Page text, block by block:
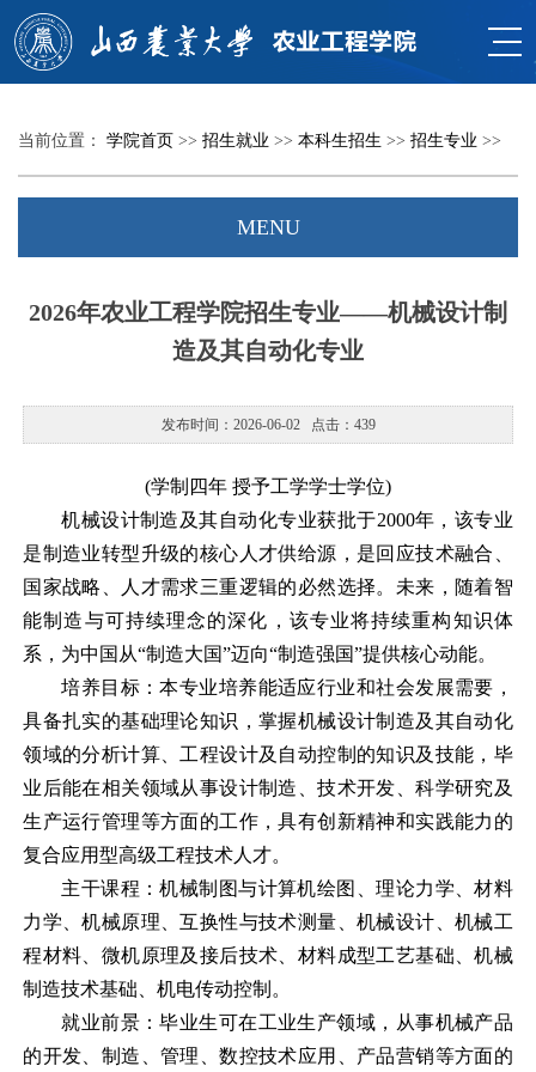
当前位置： 学院首页 >> 招生就业 >> 本科生招生 >> 招生专业 >>
MENU
2026年农业工程学院招生专业——机械设计制
造及其自动化专业
发布时间：2026-06-02 点击： 439
(学制四年 授予工学学士学位)
机械设计制造及其自动化专业获批于2000年，该专业
是制造业转型升级的核心人才供给源，是回应技术融合、
国家战略、人才需求三重逻辑的必然选择。未来，随着智
能制造与可持续理念的深化，该专业将持续重构知识体
系，为中国从“制造大国”迈向“制造强国”提供核心动能。
培养目标：本专业培养能适应行业和社会发展需要，
具备扎实的基础理论知识，掌握机械设计制造及其自动化
领域的分析计算、工程设计及自动控制的知识及技能，毕
业后能在相关领域从事设计制造、技术开发、科学研究及
生产运行管理等方面的工作，具有创新精神和实践能力的
复合应用型高级工程技术人才。
主干课程：机械制图与计算机绘图、理论力学、材料
力学、机械原理、互换性与技术测量、机械设计、机械工
程材料、微机原理及接后技术、材料成型工艺基础、机械
制造技术基础、机电传动控制。
就业前景：毕业生可在工业生产领域，从事机械产品
的开发、制造、管理、数控技术应用、产品营销等方面的